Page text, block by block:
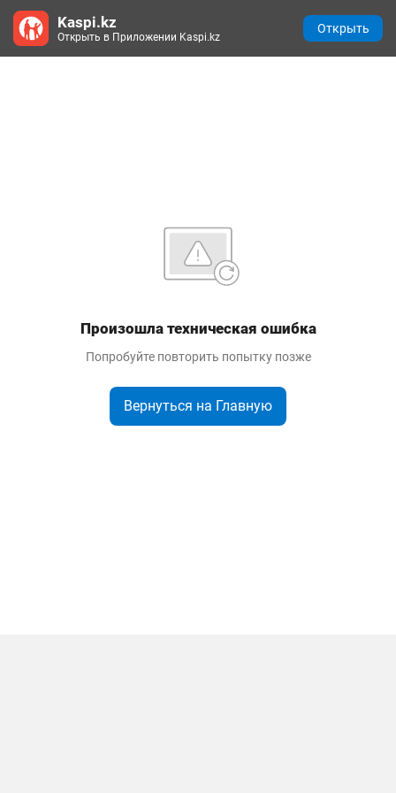
Произошла техническая ошибка
Попробуйте повторить попытку позже
Вернуться на Главную
Kaspi.kz
Открыть в Приложении Kaspi.kz
Открыть